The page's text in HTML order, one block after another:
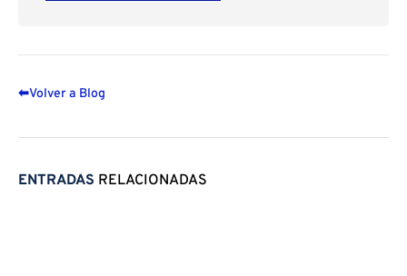
⬅Volver a Blog
ENTRADAS RELACIONADAS